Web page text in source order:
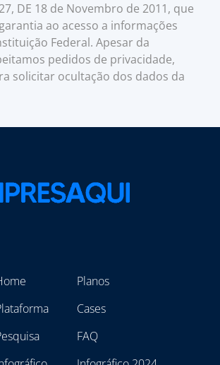
DE 18 de Novembro de 2011, que
ao acesso a informações
Federal. Apesar da
pedidos de privacidade,
solicitar ocultação dos dados da
Planos
Cases
FAQ